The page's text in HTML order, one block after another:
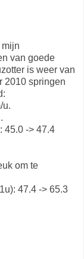
van goede
is weer van
2010 springen
u.
45.0 -> 47.4
om te
47.4 -> 65.3